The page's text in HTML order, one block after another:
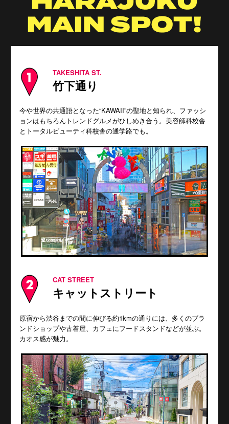
TAKESHITA ST.
竹下通り
今や世界の共通語となった“KAWAII”の聖地と知られ、ファッシ
ョンはもちろんトレンドグルメがひしめき合う。美容師科校舎
とトータルビューティ科校舎の通学路でも。
CAT STREET
キャットストリート
原宿から渋谷までの間に伸びる約1kmの通りには、多くのブラ
ンドショップや古着屋、カフェにフードスタンドなどが並ぶ。
カオス感が魅力。